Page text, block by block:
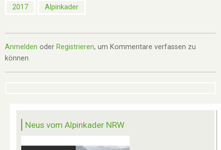
2017 Alpinkader
Anmelden oder Registrieren, um Kommentare verfassen zu
können
Neus vom Alpinkader NRW